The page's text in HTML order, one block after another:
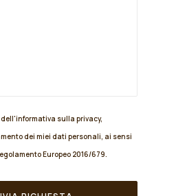
dell'informativa sulla privacy,
dei miei dati personali, ai sensi
Europeo 2016/679.